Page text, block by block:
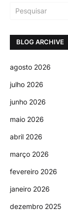
BLOG ARCHIVE
agosto 2026
julho 2026
junho 2026
maio 2026
abril 2026
março 2026
fevereiro 2026
janeiro 2026
dezembro 2025